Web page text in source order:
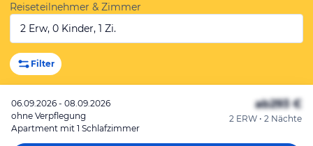
Reiseteilnehmer & Zimmer
2 Erw, 0 Kinder, 1 Zi.
Filter
06.09.2026 - 08.09.2026
ohne Verpflegung
Apartment mit 1 Schlafzimmer
ab293 €
2 ERW • 2 Nächte